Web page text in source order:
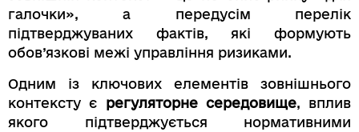
галочки», а передусім перелік
підтверджуваних фактів, які формують
обов’язкові межі управління ризиками.
Одним із ключових елементів зовнішнього
контексту є регуляторне середовище, вплив
якого підтверджується нормативними